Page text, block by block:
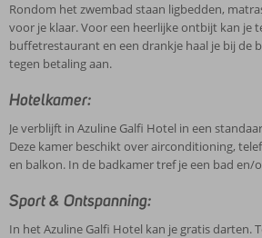
Rondom het zwembad staan ligbedden,
voor je klaar. Voor een heerlijke ontbijt kan je
buffetrestaurant en een drankje haal je bij de
tegen betaling aan.
Hotelkamer:
Je verblijft in Azuline Galfi Hotel in een
Deze kamer beschikt over airconditioning,
en balkon. In de badkamer tref je een bad
Sport & Ontspanning:
In het Azuline Galfi Hotel kan je gratis darten.